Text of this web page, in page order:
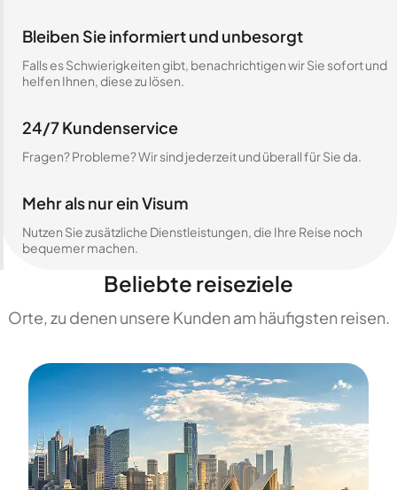
Bleiben Sie informiert und unbesorgt
Falls es Schwierigkeiten gibt, benachrichtigen wir Sie sofort und
helfen Ihnen, diese zu lösen.
24/7 Kundenservice
Fragen? Probleme? Wir sind jederzeit und überall für Sie da.
Mehr als nur ein Visum
Nutzen Sie zusätzliche Dienstleistungen, die Ihre Reise noch
bequemer machen.
Beliebte reiseziele
Orte, zu denen unsere Kunden am häufigsten reisen.